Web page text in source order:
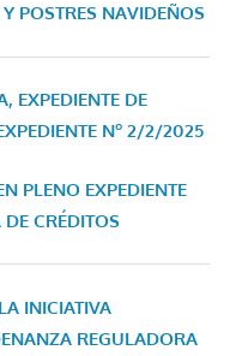
POSTRES NAVIDEÑOS
EXPEDIENTE DE
Nº 2/2/2025
PLENO EXPEDIENTE
CRÉDITOS
INICIATIVA
REGULADORA